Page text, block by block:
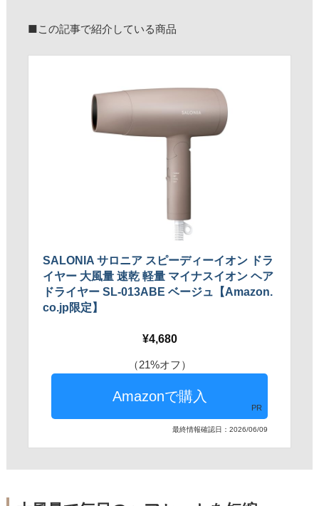
■この記事で紹介している商品
SALONIA サロニア スピーディーイオン ドラ
イヤー 大風量 速乾 軽量 マイナスイオン ヘア
ドライヤー SL-013ABE ベージュ【Amazon.
co.jp限定】
4,680
（21%オフ）
PR
最終情報確認日：2026/06/09